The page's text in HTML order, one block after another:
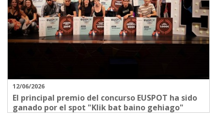
12/06/2026
El principal premio del concurso EUSPOT ha sido
ganado por el spot "Klik bat baino gehiago"